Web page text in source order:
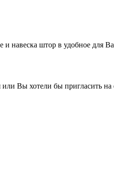
навеска штор в удобное для
Вы хотели бы пригласить на